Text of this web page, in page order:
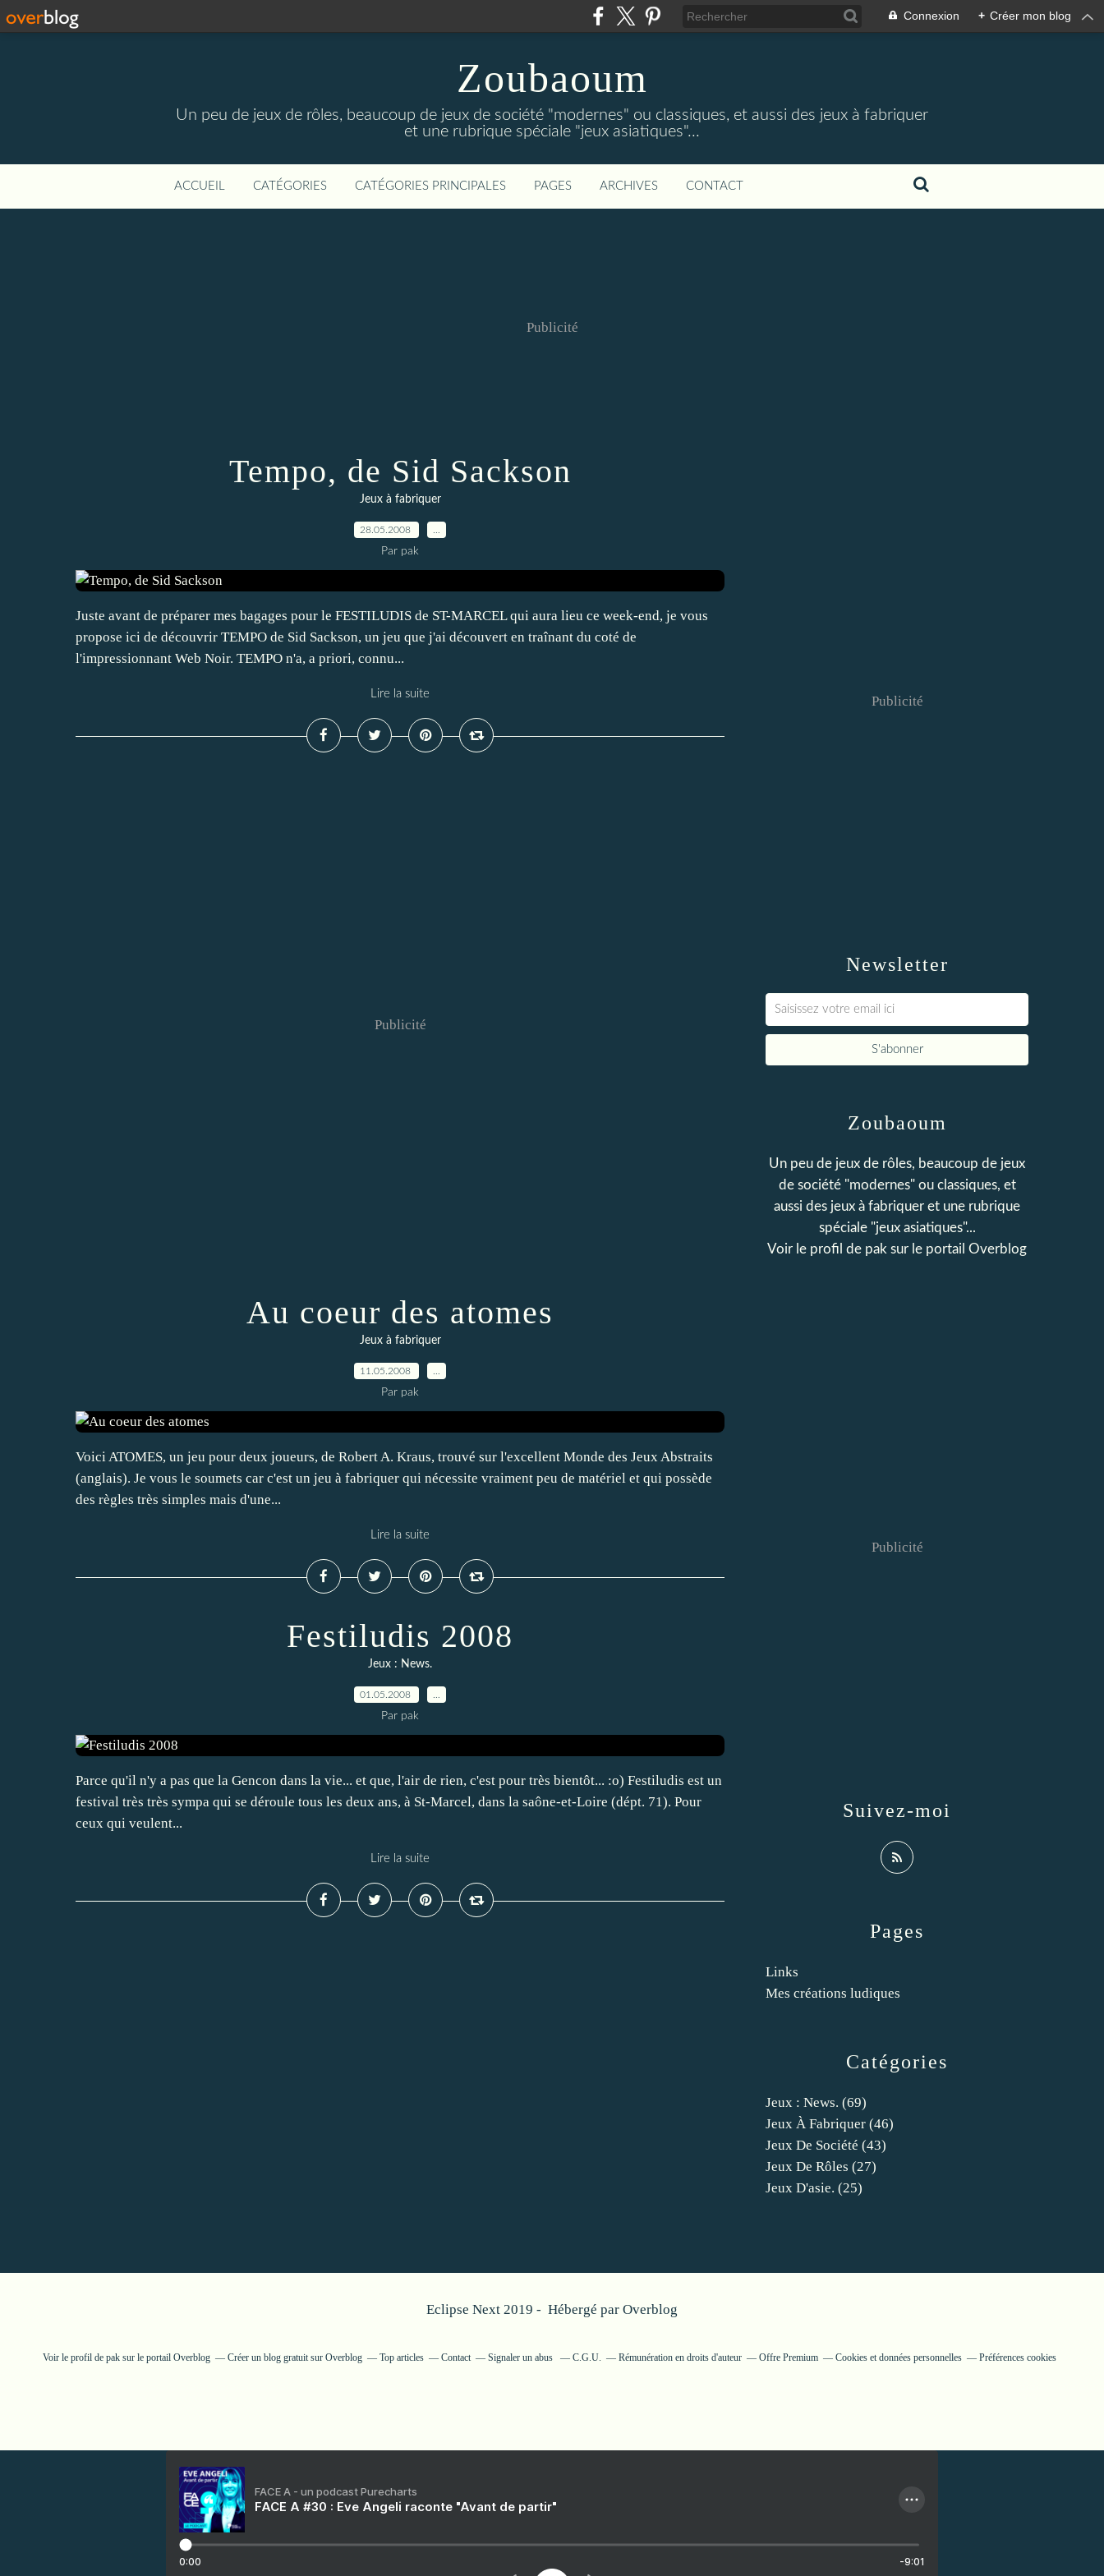
Connexion + Créer mon blog
Zoubaoum
Un peu de jeux de rôles, beaucoup de jeux de société "modernes" ou classiques, et aussi des jeux à fabriquer
et une rubrique spéciale "jeux asiatiques"...
ACCUEIL CATÉGORIES CATÉGORIES PRINCIPALES PAGES ARCHIVES CONTACT
Publicité
Tempo, de Sid Sackson
Jeux à fabriquer
28.05.2008
Par pak
Juste avant de préparer mes bagages pour le FESTILUDIS de ST-MARCEL qui aura lieu ce week-end, je vous
propose ici de découvrir TEMPO de Sid Sackson, un jeu que j'ai découvert en traînant du coté de
l'impressionnant Web Noir. TEMPO n'a, a priori, connu...
Lire la suite
Publicité
Au coeur des atomes
Jeux à fabriquer
11.05.2008
Par pak
Voici ATOMES, un jeu pour deux joueurs, de Robert A. Kraus, trouvé sur l'excellent Monde des Jeux Abstraits
(anglais). Je vous le soumets car c'est un jeu à fabriquer qui nécessite vraiment peu de matériel et qui possède
des règles très simples mais d'une...
Lire la suite
Festiludis 2008
Jeux : News.
01.05.2008
Par pak
Parce qu'il n'y a pas que la Gencon dans la vie... et que, l'air de rien, c'est pour très bientôt... :o) Festiludis est un
festival très très sympa qui se déroule tous les deux ans, à St-Marcel, dans la saône-et-Loire (dépt. 71). Pour
ceux qui veulent...
Lire la suite
Newsletter
Publicité
Catégories
Jeux : News. (69)
Jeux À Fabriquer (46)
Jeux De Société (43)
Jeux De Rôles (27)
Jeux D'asie. (25)
Pages
Links
Mes créations ludiques
Zoubaoum
Un peu de jeux de rôles, beaucoup de jeux
de société "modernes" ou classiques, et
aussi des jeux à fabriquer et une rubrique
spéciale "jeux asiatiques"...
Voir le profil de pak sur le portail Overblog
Suivez-moi
Publicité
Eclipse Next 2019 - Hébergé par Overblog
Voir le profil de pak sur le portail Overblog Créer un blog gratuit sur Overblog Top articles Contact Signaler un abus C.G.U. Rémunération en droits d'auteur Offre Premium Cookies et données personnelles Préférences cookies
FACE A - un podcast Purecharts
FACE A #30 : Eve Angeli raconte "Avant de partir"
0:00 -9:01